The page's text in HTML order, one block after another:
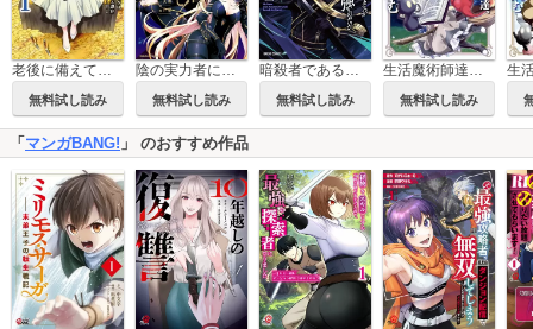
老後に備えて異世界で8万枚の金貨を貯めます
無料試し読み
陰の実力者になりたくて！
無料試し読み
暗殺者である俺のステータスが勇者よりも明らかに強いのだが
無料試し読み
生活魔術師達、魔女の森に挑む
無料試し読み
「 マンガBANG! 」 のおすすめ作品